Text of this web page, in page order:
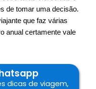
de tomar uma decisão.
que faz várias
anual certamente vale
dicas de viagem,